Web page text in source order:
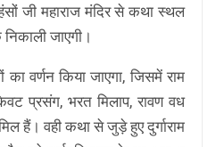
जी महाराज मंदिर से कथा स्थल
जाएगी।
का वर्णन किया जाएगा, जिसमें राम
प्रसंग, भरत मिलाप, रावण वध
हैं। वही कथा से जुड़े हुए दुर्गाराम